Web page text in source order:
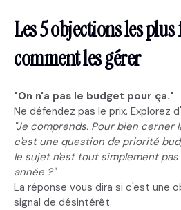
Les 5 objections les
comment les gérer
"On n'a pas le budget pour ça."
Ne défendez pas le prix. Explorez
"Je comprends. Pour bien
c'est une question de priorité
le sujet n'est tout simplement
année ?"
La réponse vous dira si c'est une
signal de désintérêt.